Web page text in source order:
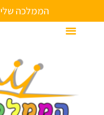
הממלכה שלי -ש